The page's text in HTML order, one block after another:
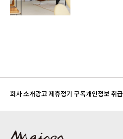
회사 소개광고 제휴정기 구독개인정보 취